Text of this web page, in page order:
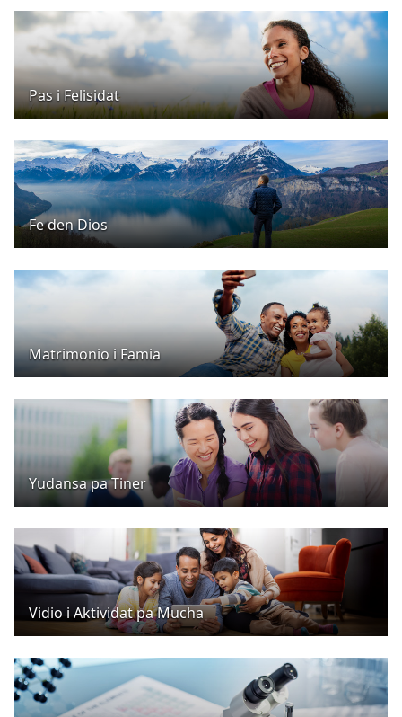
Pas i Felisidat
Fe den Dios
Matrimonio i Famia
Yudansa pa Tiner
Vidio i Aktividat pa Mucha